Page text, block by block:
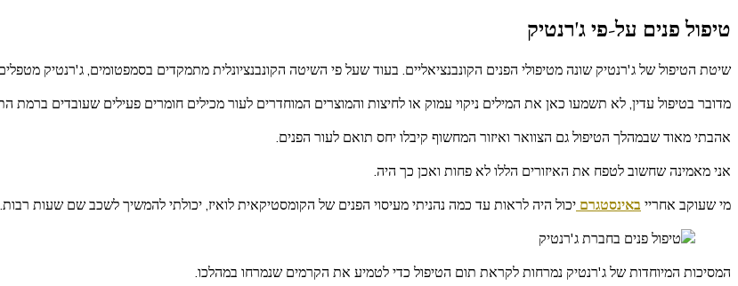
טיפול פנים על-פי ג'רנטיק
שיטת הטיפול של ג'רנטיק שונה מטיפולי הפנים הקונבנציאליים. בעוד שעל פי השיטה הקונבנציונלית מתמקדים בסמפטומים, ג'רנטיק
מדובר בטיפול עדין, לא תשמעו כאן את המילים ניקוי עמוק או לחיצות והמוצרים המוחדרים לעור מכילים חומרים פעילים שעובדים ברמת
אהבתי מאוד שבמהלך הטיפול גם הצוואר ואיזור המחשוף קיבלו יחס תואם לעור הפנים.
אני מאמינה שחשוב לטפח את האיזורים הללו לא פחות ואכן כך היה.
מי שעוקב אחריי באינסטגרם יכול היה לראות עד כמה נהניתי מעיסוי הפנים של הקומסטיקאית לואיז, יכולתי להמשיך לשכב שם שעות רבות.
המסיכות המיוחדות של ג'רנטיק נמרחות לקראת תום הטיפול כדי לטמיע את הקרמים שנמרחו במהלכו.